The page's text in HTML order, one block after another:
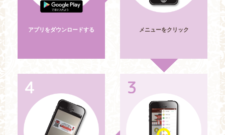
アプリをダウンロードする メニューをクリック